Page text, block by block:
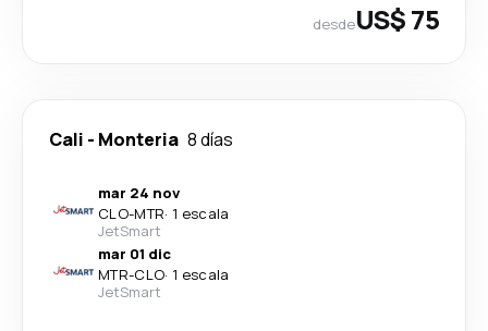
desdeUS$ 75
Cali - Monteria 8 días
mar 24 nov
CLO-MTR· 1 escala
JetSmart
mar 01 dic
MTR-CLO· 1 escala
JetSmart